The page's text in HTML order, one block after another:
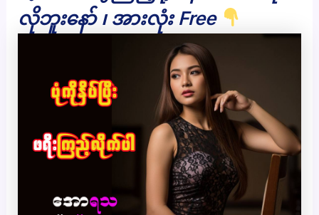
လိုဘူးနော် ၊ အားလုံး Free